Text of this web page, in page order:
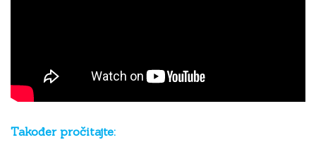
Također pročitajte: